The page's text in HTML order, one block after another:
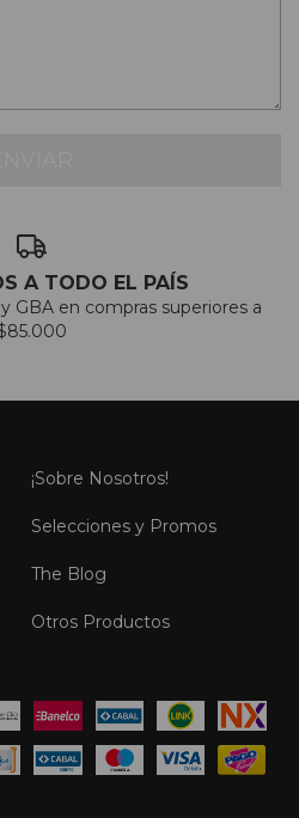
A TODO EL PAÍS
GBA en compras superiores a
¡Sobre Nosotros!
Selecciones y Promos
The Blog
Otros Productos